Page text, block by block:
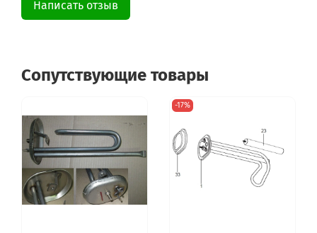
Ti Shape 50 H QB
Написать отзыв
Сопутствующие товары
-17%